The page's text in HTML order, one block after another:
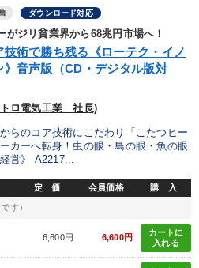
ダウンロード対応
がジリ貧業界から68兆円市場へ！
技術で勝ち残る《ローテク・イノ
》音声版（CD・デジタル版対
トロ電気工業 社長)
らのコア技術にこだわり「こたつヒー
カーへ転身！虫の眼・鳥の眼・魚の眼
営》 A2217...
定 価 会員価格 購 入
す）
6,600円 6,600円
カートに
入れる